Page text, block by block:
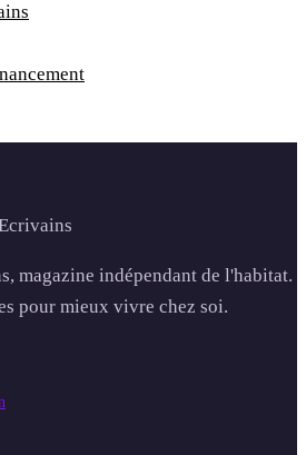
magazine indépendant de l'habitat.
pour mieux vivre chez soi.